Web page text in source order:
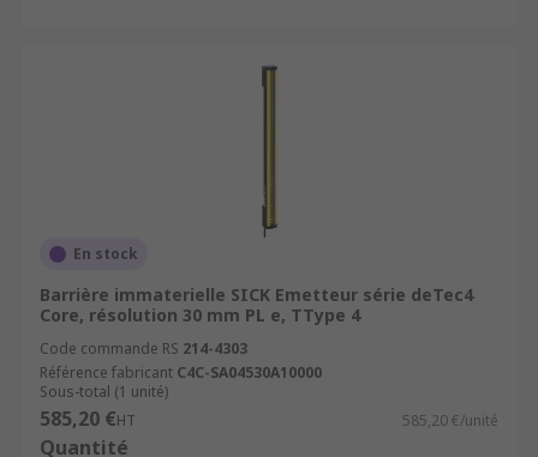
En stock
Barrière immaterielle SICK Emetteur série deTec4
Core, résolution 30 mm PL e, TType 4
Code commande RS 214-4303
Référence fabricant C4C-SA04530A10000
Sous-total (1 unité)
585,20 €HT 585,20 €/unité
Quantité